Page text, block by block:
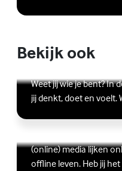
Bekijk ook
Online
Weet jij wie je bent? In
jij denkt, doet en voelt.
Lees meer over Online
(Externe link)
Ben jij digitaal
(online) media lijken
offline leven. Heb jij
Lees meer over Ben jij
(Externe link)